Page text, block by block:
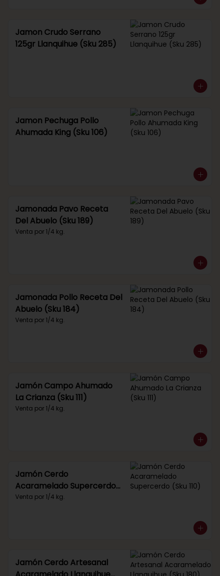
Jamon Crudo Serrano
125gr Llanquihue (Sku 285)
Jamon Pechuga Pollo
Ahumada King (Sku 106)
Jamonada Pavo Receta
Del Abuelo (Sku 189)
Venta por 1/4 kg.
Jamonada Pollo Receta Del
Abuelo (Sku 184)
Venta por 1/4 kg.
Jamón Campo Ahumado
La Crianza (Sku 111)
Venta por 1/4 kg.
Jamón Cerdo
Acaramelado Supercerdo
(Sku 110)
Venta por 1/4 kg.
Jamón Cerdo Artesanal